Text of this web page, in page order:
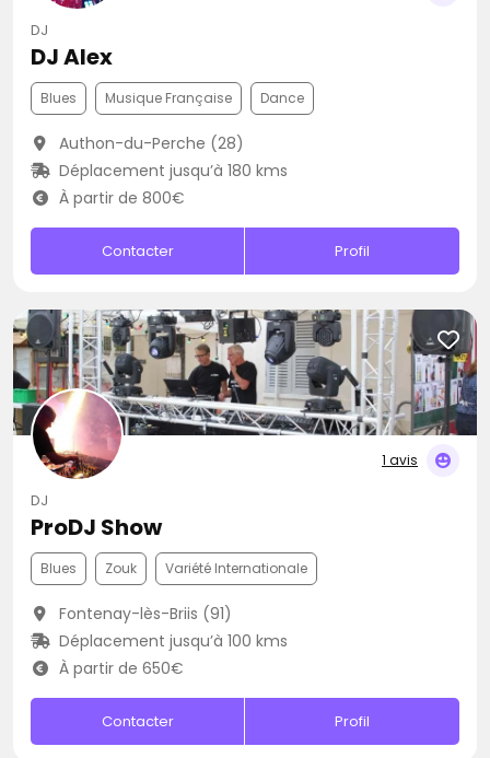
DJ
DJ Alex
Blues Musique Française Dance
Authon-du-Perche (28)
Déplacement jusqu’à 180 kms
À partir de 800€
Contacter Profil
1 avis
DJ
ProDJ Show
Blues Zouk Variété Internationale
Fontenay-lès-Briis (91)
Déplacement jusqu’à 100 kms
À partir de 650€
Contacter Profil